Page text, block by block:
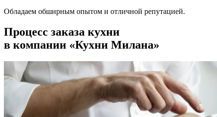
Обладаем обширным опытом и отличной репутацией.
Процесс заказа кухни
в компании «Кухни Милана»